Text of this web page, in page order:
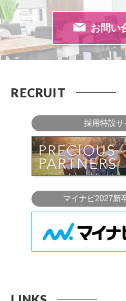
お問い
RECRUIT
採用特設サ
マイナビ2027新